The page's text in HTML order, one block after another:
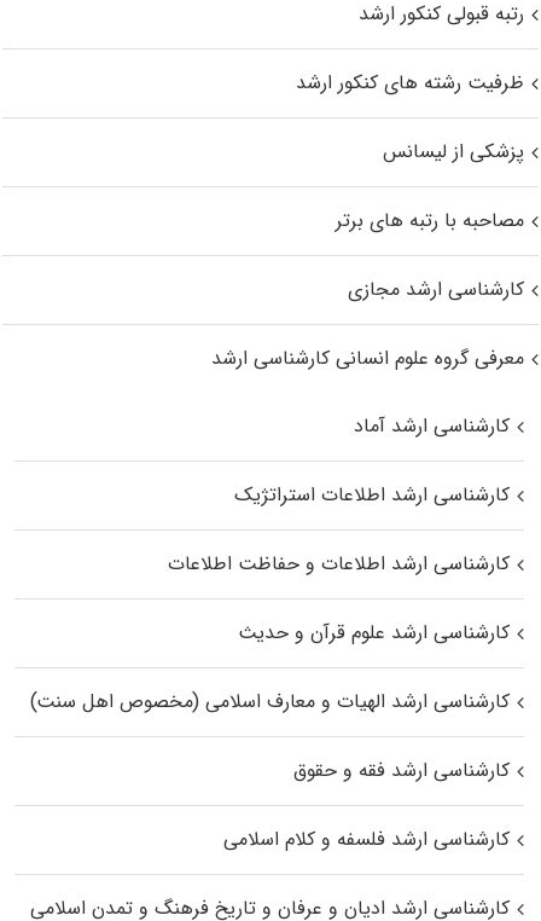
رتبه قبولی کنکور ارشد
ظرفیت رشته های کنکور ارشد
پزشکی از لیسانس
مصاحبه با رتبه های برتر
کارشناسی ارشد مجازی
معرفی گروه علوم انسانی کارشناسی ارشد
کارشناسی ارشد آماد
کارشناسی ارشد اطلاعات استراتژیک
کارشناسی ارشد اطلاعات و حفاظت اطلاعات
کارشناسی ارشد علوم قرآن و حدیث
کارشناسی ارشد الهیات و معارف اسلامی (مخصوص اهل سنت)
کارشناسی ارشد فقه و حقوق
کارشناسی ارشد فلسفه و کلام اسلامی
کارشناسی ارشد ادیان و عرفان و تاریخ فرهنگ و تمدن اسلامی